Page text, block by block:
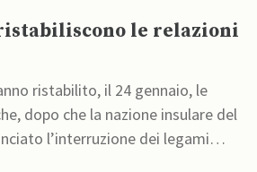
le relazioni
ristabilito, il 24 gennaio, le
dopo che la nazione insulare del
l’interruzione dei legami